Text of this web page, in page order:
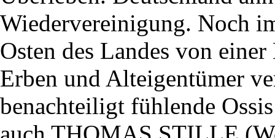
Wiedervereinigung. Noch
Osten des Landes von
Erben und Alteigentümer
benachteiligt fühlende